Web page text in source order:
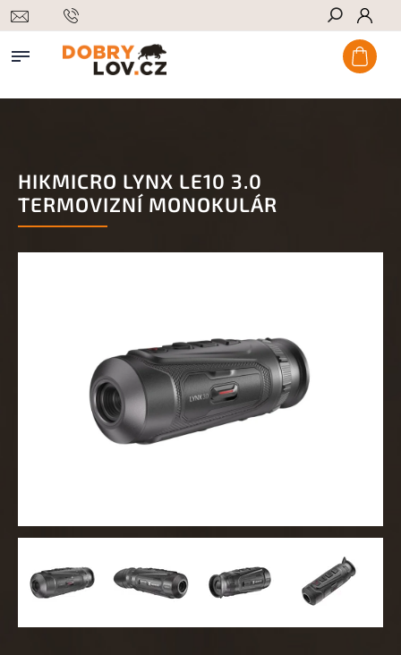
Hledat
HIKMICRO LYNX LE10 3.0
TERMOVIZNÍ MONOKULÁR